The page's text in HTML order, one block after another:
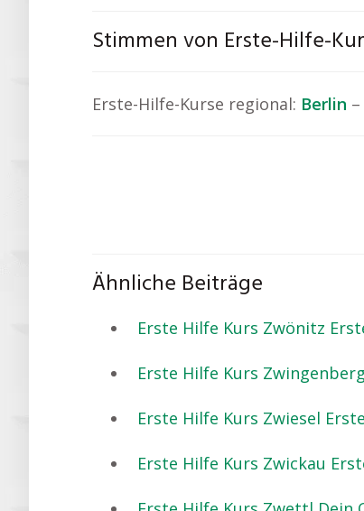
Stimmen von Erste-Hilfe-
Erste-Hilfe-Kurse regional: Berlin –
Ähnliche Beiträge
Erste Hilfe Kurs Zwönitz
Erste Hilfe Kurs
Erste Hilfe Kurs Zwiesel
Erste Hilfe Kurs Zwickau